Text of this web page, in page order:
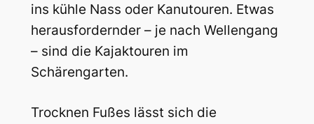
ins kühle Nass oder Kanutouren. Etwas
herausfordernder – je nach Wellengang
– sind die Kajaktouren im
Schärengarten.
Trocknen Fußes lässt sich die